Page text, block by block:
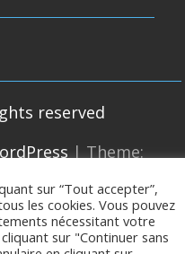
reserved
| Theme:
sur “Tout accepter”,
les cookies. Vous pouvez
nécessitant votre
sur "Continuer sans